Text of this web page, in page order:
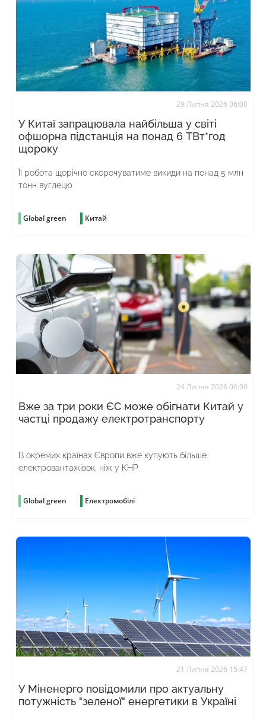
29 Липня 2026 06:00
У Китаї запрацювала найбільша у світі
офшорна підстанція на понад 6 ТВт*год
щороку
Її робота щорічно скорочуватиме викиди на понад 5 млн
тонн вуглецю
Global green Китай
24 Липня 2026 06:00
Вже за три роки ЄС може обігнати Китай у
частці продажу електротранспорту
В окремих країнах Європи вже купують більше
електровантажівок, ніж у КНР
Global green Електромобілі
21 Липня 2026 15:47
У Міненерго повідомили про актуальну
потужність "зеленої" енергетики в Україні